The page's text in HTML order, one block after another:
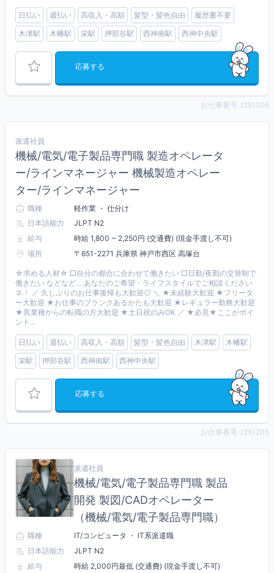
日払い 週払い 高収入・高額 髪型・髪色自由
履歴書不要
木津駅
木幡駅 栄駅 押部谷駅 西神南駅 西神中央駅
応募する
お仕事番号 J251206
派遣社員
機械/電気/電子製品専門職 製造オペレータ
ー/ラインマネージャー 機械製造オペレー
ター/ラインマネージャー
職種
軽作業 ・ 仕分け
日本語能力
JLPT N2
給与
時給 1,800 ~ 2,250円 (交通費) (現金手渡し不可)
場所
〒651-2271 兵庫県 神戸市西区 高塚台
☆求める人材☆ □自分の都合に合わせて働きたい □日勤/夜勤の交替制で
働きたい などなど… あなたのご希望・ライフスタイルでご相談ください
ネ！ ／ 久しぶりのお仕事復帰も大歓迎◎ ＼ ★未経験大歓迎 ★フリータ
ー大歓迎 ★お仕事のブランクあるかたも大歓迎 ★レギュラー勤務大歓迎
★異業種からの転職の方大歓迎 ★土日祝のみOK ／ ★必見★ここがポイ
ント...
日払い 週払い 高収入・高額 髪型・髪色自由 木津駅
木幡駅
栄駅
押部谷駅 西神南駅 西神中央駅
応募する
お仕事番号 J251205
派遣社員
機械/電気/電子製品専門職 製品
開発 製図/CADオペレーター
（機械/電気/電子製品専門職）
職種
IT/コンピュータ ・ IT系派遣職
日本語能力
JLPT N2
給与
時給 2,000円最低 (交通費) (現金手渡し不可)